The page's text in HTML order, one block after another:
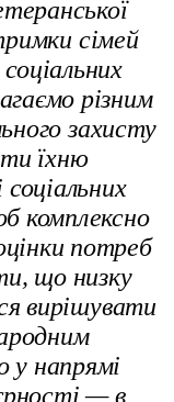
сімей
різним
захисту
їхню
комплексно
потреб
що низку
вирішувати
у напрямі
— в